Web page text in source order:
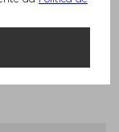
de Tamanhos